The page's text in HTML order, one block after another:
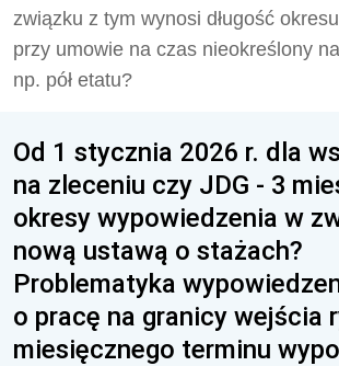
związku z tym wynosi długość
przy umowie na czas nieokreślony
np. pół etatu?
Od 1 stycznia 2026 r. dla
na zleceniu czy JDG - 3
okresy wypowiedzenia w
nową ustawą o stażach?
Problematyka
o pracę na granicy wejścia
miesięcznego terminu